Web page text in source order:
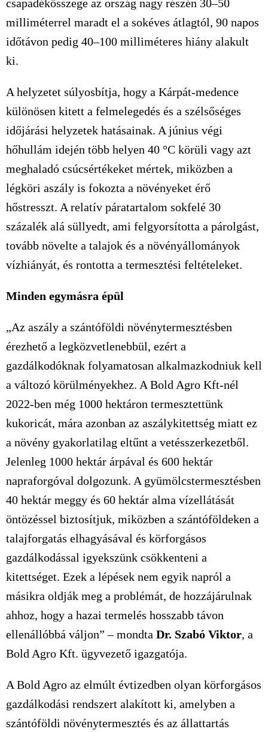
csapadékösszege az ország nagy részén 30–50
milliméterrel maradt el a sokéves átlagtól, 90 napos
időtávon pedig 40–100 milliméteres hiány alakult
ki.
A helyzetet súlyosbítja, hogy a Kárpát-medence
különösen kitett a felmelegedés és a szélsőséges
időjárási helyzetek hatásainak. A június végi
hőhullám idején több helyen 40 °C körüli vagy azt
meghaladó csúcsértékeket mértek, miközben a
légköri aszály is fokozta a növényeket érő
hőstresszt. A relatív páratartalom sokfelé 30
százalék alá süllyedt, ami felgyorsította a párolgást,
tovább növelte a talajok és a növényállományok
vízhiányát, és rontotta a termesztési feltételeket.
Minden egymásra épül
„Az aszály a szántóföldi növénytermesztésben
érezhető a legközvetlenebbül, ezért a
gazdálkodóknak folyamatosan alkalmazkodniuk kell
a változó körülményekhez. A Bold Agro Kft-nél
2022-ben még 1000 hektáron termesztettünk
kukoricát, mára azonban az aszálykitettség miatt ez
a növény gyakorlatilag eltűnt a vetésszerkezetből.
Jelenleg 1000 hektár árpával és 600 hektár
napraforgóval dolgozunk. A gyümölcstermesztésben
40 hektár meggy és 60 hektár alma vízellátását
öntözéssel biztosítjuk, miközben a szántóföldeken a
talajforgatás elhagyásával és körforgásos
gazdálkodással igyekszünk csökkenteni a
kitettséget. Ezek a lépések nem egyik napról a
másikra oldják meg a problémát, de hozzájárulnak
ahhoz, hogy a hazai termelés hosszabb távon
ellenállóbbá váljon” – mondta Dr. Szabó Viktor, a
Bold Agro Kft. ügyvezető igazgatója.
A Bold Agro az elmúlt évtizedben olyan körforgásos
gazdálkodási rendszert alakított ki, amelyben a
szántóföldi növénytermesztés és az állattartás